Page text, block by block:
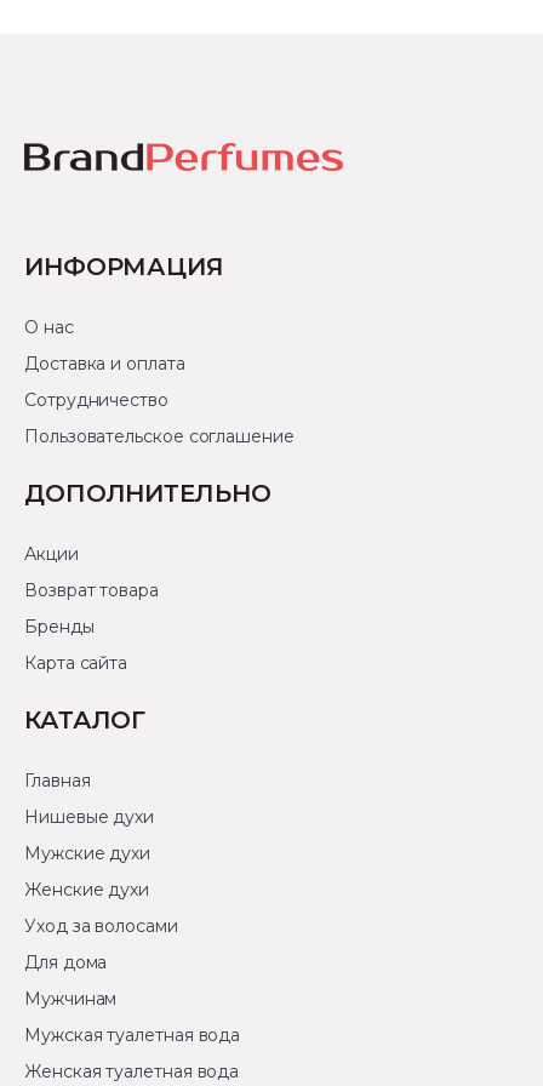
ИНФОРМАЦИЯ
О нас
Доставка и оплата
Сотрудничество
Пользовательское соглашение
ДОПОЛНИТЕЛЬНО
Акции
Возврат товара
Бренды
Карта сайта
КАТАЛОГ
Главная
Нишевые духи
Мужские духи
Женские духи
Уход за волосами
Для дома
Мужчинам
Мужская туалетная вода
Женская туалетная вода